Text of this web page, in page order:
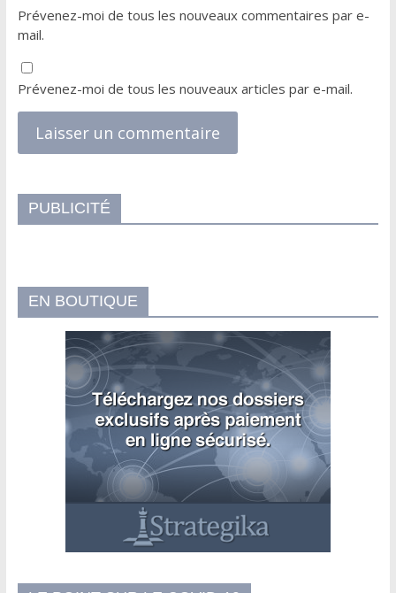
Prévenez-moi de tous les nouveaux commentaires par e-
mail.
Prévenez-moi de tous les nouveaux articles par e-mail.
PUBLICITÉ
EN BOUTIQUE